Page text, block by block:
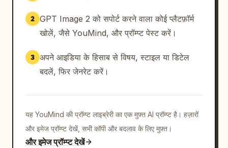
2 GPT Image 2 को सपोर्ट करने वाला कोई प्लैटफ़ॉर्म
खोलें, जैसे YouMind, और प्रॉम्प्ट पेस्ट करें।
3 अपने आइडिया के हिसाब से विषय, स्टाइल या डिटेल
बदलें, फिर जेनरेट करें।
यह YouMind की प्रॉम्प्ट लाइब्रेरी का एक मुफ़्त AI प्रॉम्प्ट है। हज़ारों
और इमेज प्रॉम्प्ट देखें, सभी कॉपी और बदलाव के लिए मुफ़्त।
और इमेज प्रॉम्प्ट देखें